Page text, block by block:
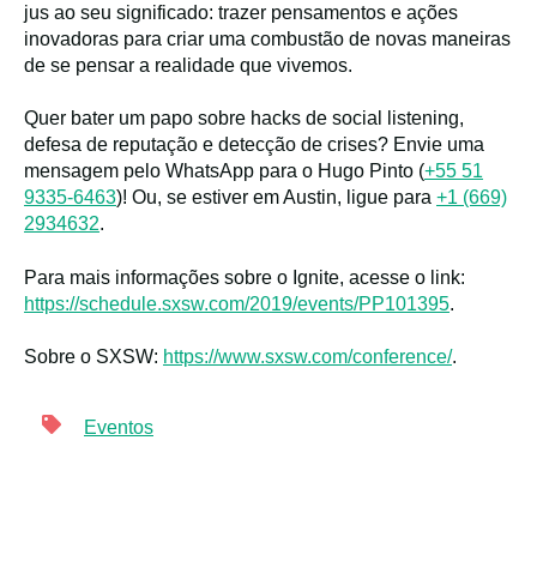
jus ao seu significado: trazer pensamentos e ações
inovadoras para criar uma combustão de novas maneiras
de se pensar a realidade que vivemos.
Quer bater um papo sobre hacks de social listening,
defesa de reputação e detecção de crises? Envie uma
mensagem pelo WhatsApp para o Hugo Pinto (+55 51
9335-6463)! Ou, se estiver em Austin, ligue para +1 (669)
2934632.
Para mais informações sobre o Ignite, acesse o link:
https://schedule.sxsw.com/2019/events/PP101395.
Sobre o SXSW: https://www.sxsw.com/conference/.
Eventos